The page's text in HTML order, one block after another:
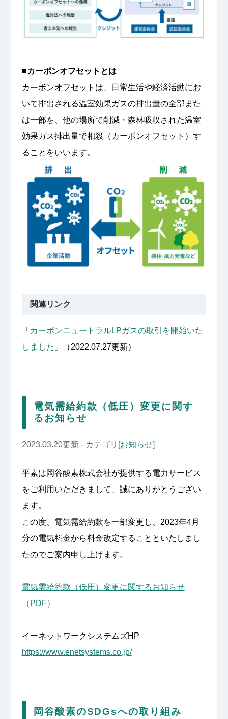
■カーボンオフセットとは
カーボンオフセットは、日常生活や経済活動にお
いて排出される温室効果ガスの排出量の全部また
は一部を、他の場所で削減・森林吸収された温室
効果ガス排出量で相殺（カーボンオフセット）す
ることをいいます。
関連リンク
「 カーボンニュートラルLPガスの取引を開始いた
しました 」（2022.07.27更新）
電気需給約款（低圧）変更に関す
るお知らせ
2023.03.20更新 - カテゴリ[お知らせ]
平素は岡谷酸素株式会社が提供する電力サービス
をご利用いただきまして、誠にありがとうござい
ます。
この度、電気需給約款を一部変更し、2023年4月
分の電気料金から料金改定することといたしまし
たのでご案内申し上げます。
電気需給約款（低圧）変更に関するお知らせ
（PDF）
イーネットワークシステムズHP
https://www.enetsystems.co.jp/
岡谷酸素のSDGsへの取り組み